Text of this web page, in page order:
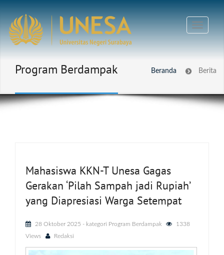
Program Berdampak Beranda Berita
Mahasiswa KKN-T Unesa Gagas
Gerakan ‘Pilah Sampah jadi Rupiah’
yang Diapresiasi Warga Setempat
28 Oktober 2025 - kategori Program Berdampak
1338
Views
Redaksi